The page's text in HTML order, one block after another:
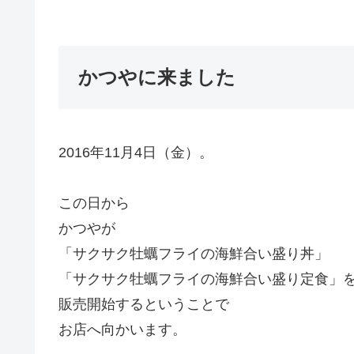
かつやに来ました
2016年11月4日（金）。
この日から
かつやが
「サクサク牡蠣フライの海鮮合い盛り丼」
「サクサク牡蠣フライの海鮮合い盛り定食」
販売開始するということで
お店へ向かいます。